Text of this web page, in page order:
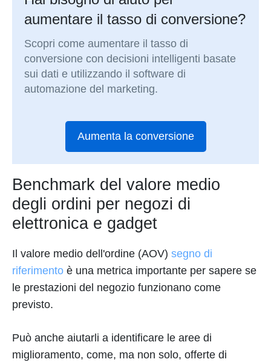
aumentare il tasso di conversione?
Scopri come aumentare il tasso di
conversione con decisioni intelligenti basate
sui dati e utilizzando il software di
automazione del marketing.
Aumenta la conversione
Benchmark del valore medio
degli ordini per negozi di
elettronica e gadget
Il valore medio dell'ordine (AOV) segno di
riferimento è una metrica importante per sapere se
le prestazioni del negozio funzionano come
previsto.
Può anche aiutarli a identificare le aree di
miglioramento, come, ma non solo, offerte di